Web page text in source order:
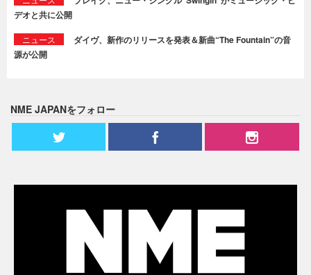
デオと共に公開
ニュース
ダイヴ、新作のリリースを発表＆新曲“The Fountain”の音
源が公開
NME JAPANをフォロー